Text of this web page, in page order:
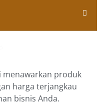
menawarkan produk
harga terjangkau
bisnis Anda.